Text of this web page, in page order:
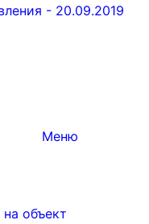
- 20.09.2019
Меню
объект